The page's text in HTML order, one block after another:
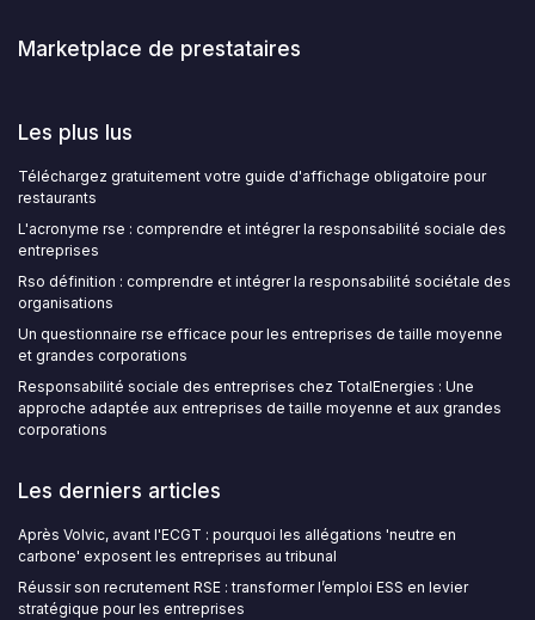
Marketplace de prestataires
Les plus lus
Téléchargez gratuitement votre guide d'affichage obligatoire pour
restaurants
L'acronyme rse : comprendre et intégrer la responsabilité sociale des
entreprises
Rso définition : comprendre et intégrer la responsabilité sociétale des
organisations
Un questionnaire rse efficace pour les entreprises de taille moyenne
et grandes corporations
Responsabilité sociale des entreprises chez TotalEnergies : Une
approche adaptée aux entreprises de taille moyenne et aux grandes
corporations
Les derniers articles
Après Volvic, avant l'ECGT : pourquoi les allégations 'neutre en
carbone' exposent les entreprises au tribunal
Réussir son recrutement RSE : transformer l’emploi ESS en levier
stratégique pour les entreprises